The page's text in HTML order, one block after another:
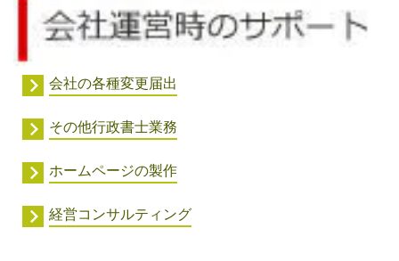
会社の各種変更届出
その他行政書士業務
ホームページの製作
経営コンサルティング